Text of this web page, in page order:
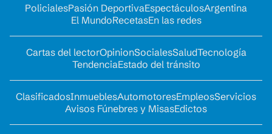
PolicialesPasión DeportivaEspectáculosArgentina
El MundoRecetasEn las redes
Cartas del lectorOpinionSocialesSaludTecnología
TendenciaEstado del tránsito
ClasificadosInmueblesAutomotoresEmpleosServicios
Avisos Fúnebres y MisasEdictos